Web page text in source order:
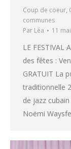
Coup de coeur,
communes
Par Léa 11
LE FESTIVAL
des fêtes :
GRATUIT La
traditionnelle
de jazz
Noëmi